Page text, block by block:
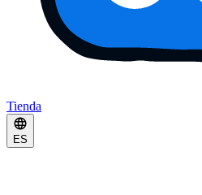
Tienda
ES